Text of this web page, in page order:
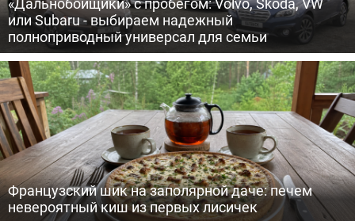
или Subaru - выбираем надежный
полноприводный универсал для семьи
Французский шик на заполярной даче: печем
невероятный киш из первых лисичек